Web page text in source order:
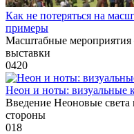
Как не потеряться на
примеры
Масштабные
выставки
0420
Неон и ноты: визуальные
Введение Неоновые
стороны
018